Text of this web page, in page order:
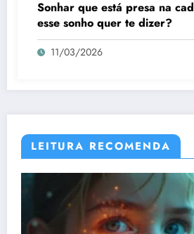
Sonhar que está presa na
esse sonho quer te dizer?
11/03/2026
LEITURA RECOMENDA